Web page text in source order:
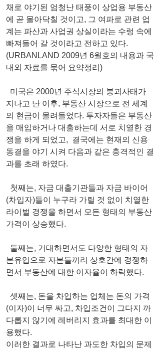
채로 야기된 엄청난 태풍이 상업용 부동산
에 곧 몰아닥칠 것이고, 그 여파로 관련 업
계는 파산과 사업권 상실이라는 수렁 속에
빠져들어 갈 것이라고 전하고 있다.
(URBANLAND 2009년 6월호의 내용과 국
내외 자료를 묶어 요약정리)
지나고 난 이후, 부동산 시장으로 전 세계
의 현금이 몰려들었다. 투자자들은 부동산
을 매입하거나 대출하는데 서로 치열한 경
쟁을 하게 되었고,  결국에는 현재의 신용
동결을 야기 시켜 다음과 같은 충격적인 결
과를 초래 하였다.
(차입자)들이 누구라 가릴 것 없이 치열한
라이벌 경쟁을 하면서 모든 형태의 부동산
가격이 상승했다.
본유입으로 자본들끼리 상호간에 경쟁하
면서 부동산에 대한 이자율이 하락했다.
(이자)이 너무 싸고, 차입조건이 그다지 까
다롭지 않기에 레버리지 효과를 최대한 이
용했다.
이러한 결과로 나타난 과도한 차입의 문제